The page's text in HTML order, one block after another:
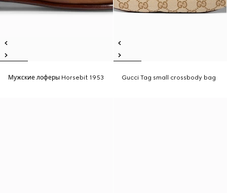
Мужские лоферы Horsebit 1953 Gucci Tag small crossbody bag